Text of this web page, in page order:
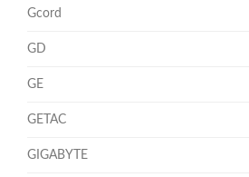
Gcord
GD
GE
GETAC
GIGABYTE